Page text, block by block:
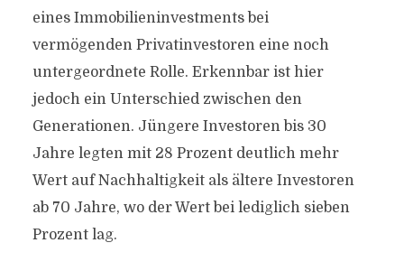
eines Immobilieninvestments bei
vermögenden Privatinvestoren eine noch
untergeordnete Rolle. Erkennbar ist hier
jedoch ein Unterschied zwischen den
Generationen. Jüngere Investoren bis 30
Jahre legten mit 28 Prozent deutlich mehr
Wert auf Nachhaltigkeit als ältere Investoren
ab 70 Jahre, wo der Wert bei lediglich sieben
Prozent lag.